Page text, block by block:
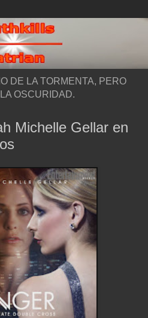
DE LA TORMENTA, PERO
OSCURIDAD.
Michelle Gellar en